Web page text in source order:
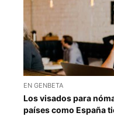
EN GENBETA
Los visados para
países como España